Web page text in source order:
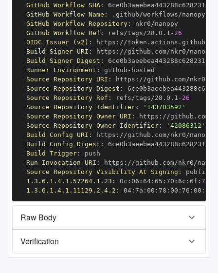
GitHub Workflow SHA:
GitHub Workflow Name :
GitHub Workflow Repository:
GitHub Workflow Ref : refs/tags/28.0.1 - 26
OIDC Issuer (v2) : https :
Build Signer URI : https : //github.com/nkr0/
Build Signer Digest :
Runner Environment : github -
Source Repository URI : https :
Source Repository Digest :
Source Repository Ref : refs/tags/28.0.1 - 26
Source Repository Identifier:
'143703592'
Source Repository Owner URI : https :
Source Repository Owner Identifier:
'42086312'
Build Config URI : https : //github.com/nkr0/
Build Config Digest :
Build Trigger:
Run Invocation URI : https :
Source Repository Visibility At Signing :
1.3.6.1.4.1.57264.1.23 : 0c : 06 : 64: 65 : 70 : 6c : 6f : 79
1.3.6.1.4.1.11129.2.4.2 : 04: 7a : 00 : 78 : 00 : 76 : 00 : dd
Raw Body
Verification